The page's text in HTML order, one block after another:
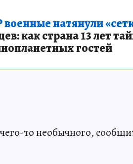
натянули
как страна 13 лет
гостей
то необычного,